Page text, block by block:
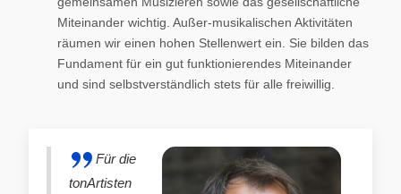
Miteinander wichtig. Außer-musikalischen Aktivitäten
räumen wir einen hohen Stellenwert ein. Sie bilden das
Fundament für ein gut funktionierendes Miteinander
und sind selbstverständlich stets für alle freiwillig.
Für die
tonArtisten